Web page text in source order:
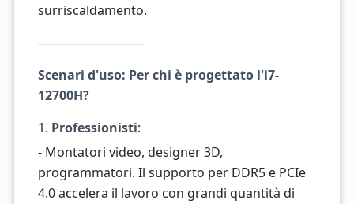
surriscaldamento.
Scenari d'uso: Per chi è progettato l'i7-
12700H?
1. Professionisti:
- Montatori video, designer 3D,
programmatori. Il supporto per DDR5 e PCIe
4.0 accelera il lavoro con grandi quantità di